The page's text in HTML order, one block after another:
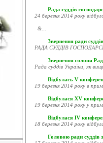
Рада суддів
24 березня 2014 року
&...
Звернення ради
РАДА СУДДІВ
Звернення голови
Рада суддів України, як
Відбулась V
19 березня 2014 року в
Відбулася XV
19 березня 2014 року у
Відбулася ІV
18 березня 2014 року
Головою ради суддів